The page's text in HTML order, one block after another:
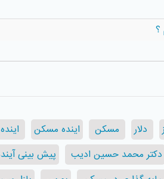
؟
دلار مسکن اینده مسکن
دکتر محمد حسین ادیب پیش بینی